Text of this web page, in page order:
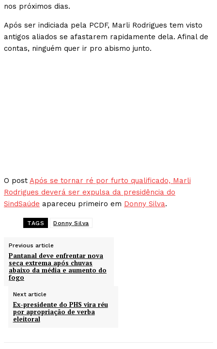
nos próximos dias.
Após ser indiciada pela PCDF, Marli Rodrigues tem visto
antigos aliados se afastarem rapidamente dela. Afinal de
contas, ninguém quer ir pro abismo junto.
O post Após se tornar ré por furto qualificado, Marli
Rodrigues deverá ser expulsa da presidência do
SindSaúde apareceu primeiro em Donny Silva.
TAGS Donny Silva
Previous article
Pantanal deve enfrentar nova
seca extrema após chuvas
abaixo da média e aumento do
fogo
Next article
Ex-presidente do PHS vira réu
por apropriação de verba
eleitoral